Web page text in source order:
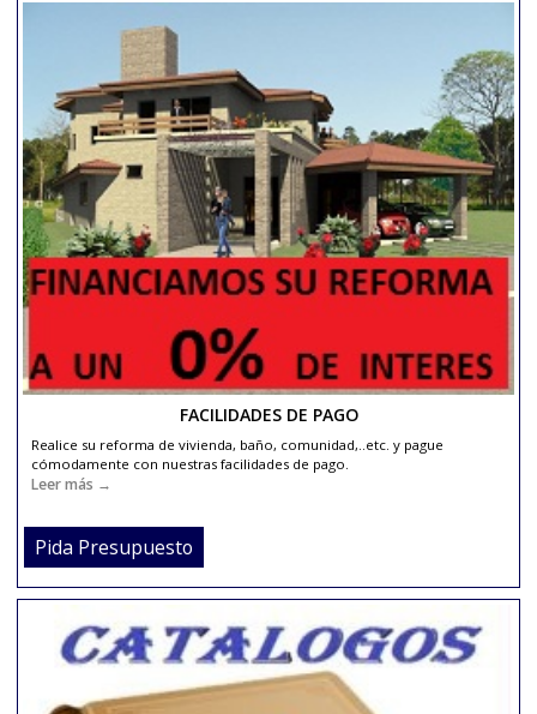
REFORMA CAMBIO BAÑERA POR PLATO DUCHA
Leer más →
Pida Presupuesto